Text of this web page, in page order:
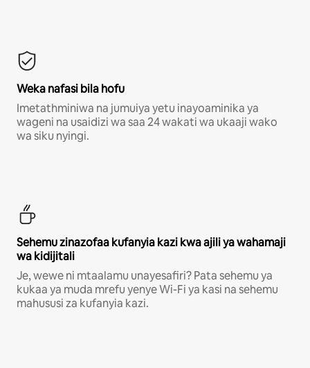
Weka nafasi bila hofu
Imetathminiwa na jumuiya yetu inayoaminika ya
wageni na usaidizi wa saa 24 wakati wa ukaaji wako
wa siku nyingi.
Sehemu zinazofaa kufanyia kazi kwa ajili ya wahamaji
wa kidijitali
Je, wewe ni mtaalamu unayesafiri? Pata sehemu ya
kukaa ya muda mrefu yenye Wi-Fi ya kasi na sehemu
mahususi za kufanyia kazi.